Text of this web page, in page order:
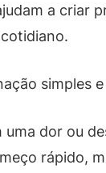
a criar
simples
uma dor ou
rápido,